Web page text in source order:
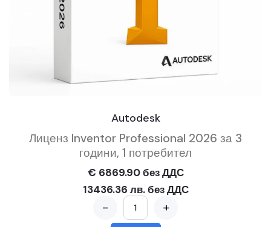
Autodesk
Лиценз Inventor Professional 2026 за 3
години, 1 потребител
€ 6869.90 без ДДС
13436.36 лв. без ДДС
- +